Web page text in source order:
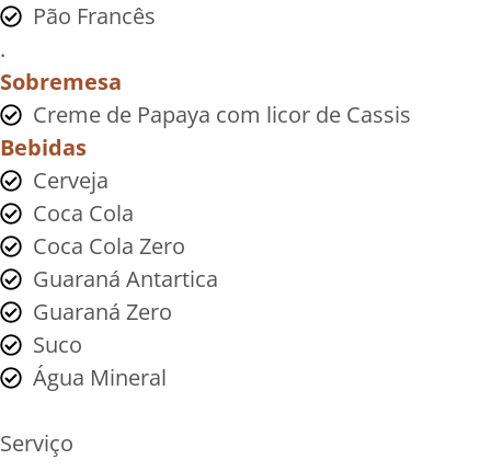
Pão Francês
.
Sobremesa
Creme de Papaya com licor de Cassis
Bebidas
Cerveja
Coca Cola
Coca Cola Zero
Guaraná Antartica
Guaraná Zero
Suco
Água Mineral
Serviço